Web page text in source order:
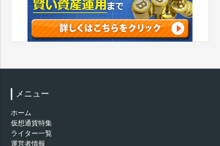
メニュー
ホーム
仮想通貨特集
ライター一覧
運営者情報